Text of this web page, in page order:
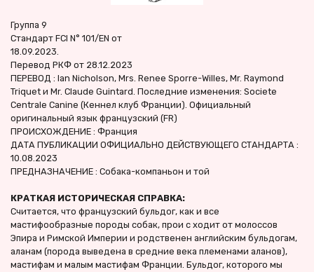
Группа 9
Стандарт FCI N° 101/EN от
18.09.2023.
Перевод РКФ от 28.12.2023
ПЕРЕВОД : Ian Nicholson, Mrs. Renee Sporre-Willes, Mr. Raymond
Triquet и Mr. Claude Guintard. Последние изменения: Societe
Centrale Canine (Кеннел клуб Франции). Официальный
оригинальный язык французский (FR)
ПРОИСХОЖДЕНИЕ : Франция
ДАТА ПУБЛИКАЦИИ ОФИЦИАЛЬНО ДЕЙСТВУЮЩЕГО СТАНДАРТА :
10.08.2023
ПРЕДНАЗНАЧЕНИЕ : Собака-компаньон и той
КРАТКАЯ ИСТОРИЧЕСКАЯ СПРАВКА:
Считается, что французский бульдог, как и все
мастифообразные породы собак, прои с ходит от молоссов
Эпира и Римской Империи и родственен английским бульдогам,
аланам (порода выведена в средние века племенами аланов),
мастифам и малым мастифам Франции. Бульдог, которого мы